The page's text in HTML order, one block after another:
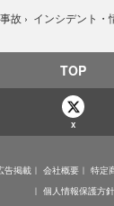
故 › インシデント・
TOP
X
告掲載 会社概要
特定
個人情報保護方針